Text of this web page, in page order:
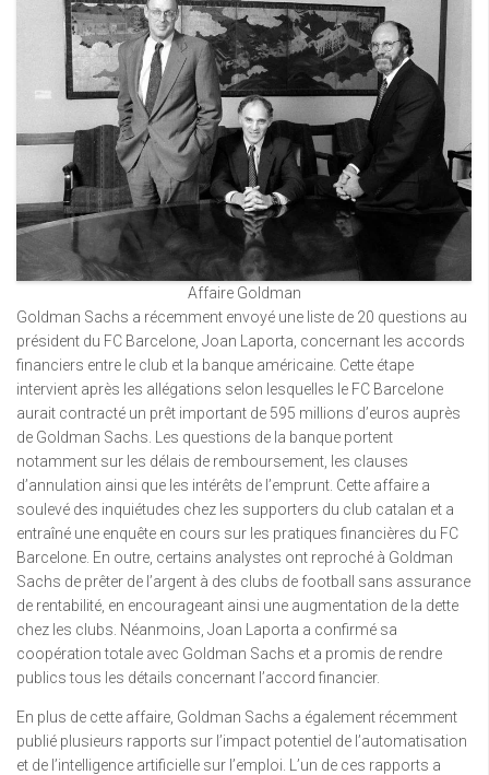
Affaire Goldman
Goldman Sachs a récemment envoyé une liste de 20 questions au
président du FC Barcelone, Joan Laporta, concernant les accords
financiers entre le club et la banque américaine. Cette étape
intervient après les allégations selon lesquelles le FC Barcelone
aurait contracté un prêt important de 595 millions d’euros auprès
de Goldman Sachs. Les questions de la banque portent
notamment sur les délais de remboursement, les clauses
d’annulation ainsi que les intérêts de l’emprunt. Cette affaire a
soulevé des inquiétudes chez les supporters du club catalan et a
entraîné une enquête en cours sur les pratiques financières du FC
Barcelone. En outre, certains analystes ont reproché à Goldman
Sachs de prêter de l’argent à des clubs de football sans assurance
de rentabilité, en encourageant ainsi une augmentation de la dette
chez les clubs. Néanmoins, Joan Laporta a confirmé sa
coopération totale avec Goldman Sachs et a promis de rendre
publics tous les détails concernant l’accord financier.
En plus de cette affaire, Goldman Sachs a également récemment
publié plusieurs rapports sur l’impact potentiel de l’automatisation
et de l’intelligence artificielle sur l’emploi. L’un de ces rapports a